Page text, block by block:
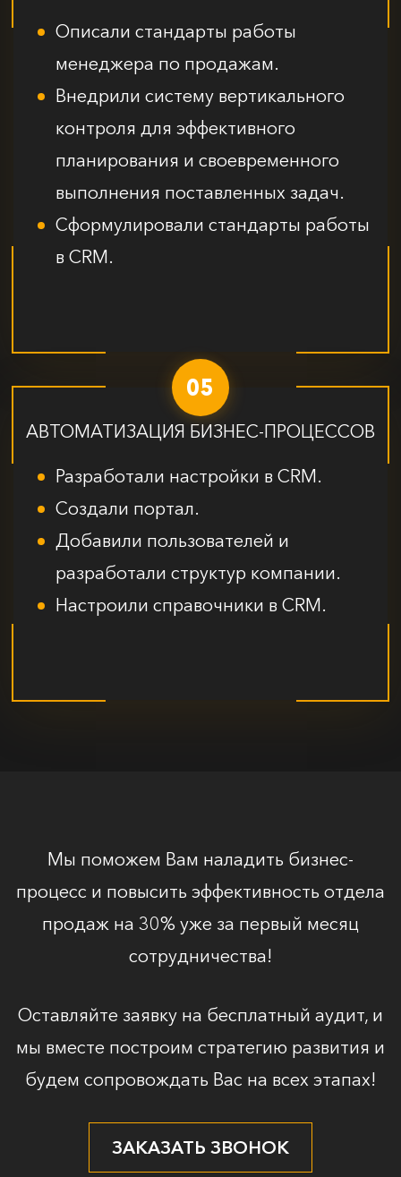
Описали стандарты работы
менеджера по продажам.
Внедрили систему вертикального
контроля для эффективного
планирования и своевременного
выполнения поставленных задач.
Сформулировали стандарты работы
в CRM.
05
АВТОМАТИЗАЦИЯ БИЗНЕС-ПРОЦЕССОВ
Разработали настройки в CRM.
Создали портал.
Добавили пользователей и
разработали структур компании.
Настроили справочники в CRM.
Мы поможем Вам наладить бизнес-
процесс и повысить эффективность отдела
продаж на 30% уже за первый месяц
сотрудничества!
Оставляйте заявку на бесплатный аудит, и
мы вместе построим стратегию развития и
будем сопровождать Вас на всех этапах!
ЗАКАЗАТЬ ЗВОНОК